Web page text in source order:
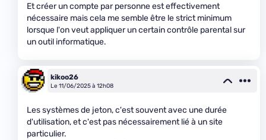
Et créer un compte par personne est effectivement
nécessaire mais cela me semble être le strict minimum
lorsque l'on veut appliquer un certain contrôle parental sur
un outil informatique.
kikoo26
Le 11/06/2025 à 12h08
Les systèmes de jeton, c'est souvent avec une durée
d'utilisation, et c'est pas nécessairement lié à un site
particulier.